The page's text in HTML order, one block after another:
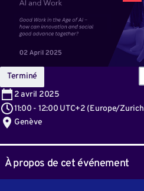
Terminé
2 avril 2025
11:00 - 12:00 UTC+2 (Europe/Zurich
Genève
À propos de cet événement